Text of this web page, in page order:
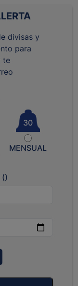
divisas y
para
te
30
MENSUAL
()